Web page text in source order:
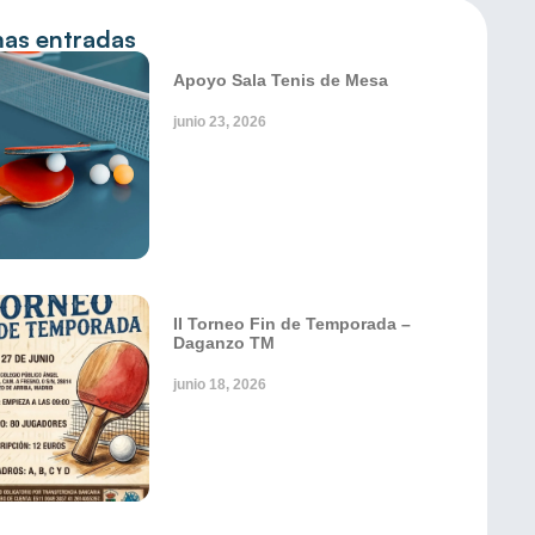
entradas
Apoyo Sala Tenis de Mesa
junio 23, 2026
II Torneo Fin de Temporada –
Daganzo TM
junio 18, 2026